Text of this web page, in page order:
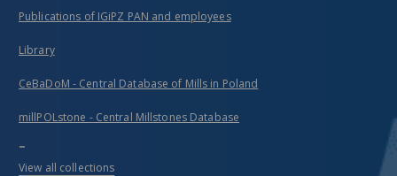
Publications of IGiPZ PAN and employees
Library
CeBaDoM - Central Database of Mills in Poland
millPOLstone - Central Millstones Database
...
View all collections